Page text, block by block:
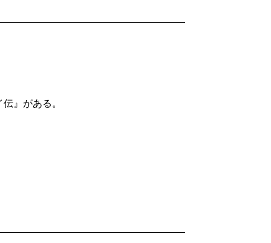
』がある。